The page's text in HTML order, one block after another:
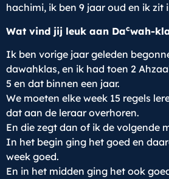
hachimi, ik ben 9 jaar oud en ik zit
Wat vind jij leuk aan Dacwah-
Ik ben vorige jaar geleden
dawahklas, en ik had toen 2
5 en dat binnen een jaar.
We moeten elke week 15 regels
dat aan de leraar overhoren.
En die zegt dan of ik de volgende
In het begin ging het goed en
week goed.
En in het midden ging het ook